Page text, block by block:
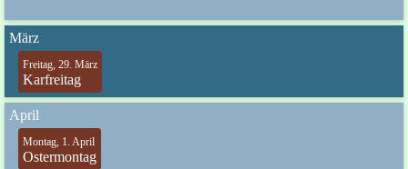
März
Freitag, 29. März
Karfreitag
April
Montag, 1. April
Ostermontag